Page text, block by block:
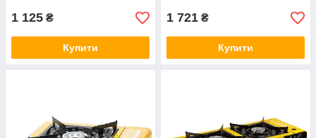
1 125 ₴
Купити
1 721 ₴
Купити